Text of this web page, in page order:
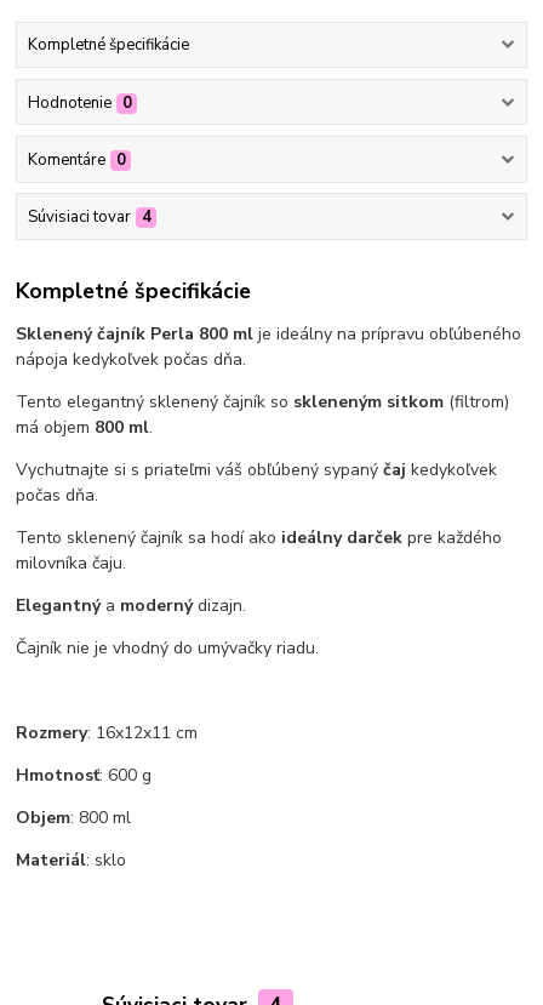
Kompletné špecifikácie
Hodnotenie 0
Komentáre 0
Súvisiaci tovar 4
Kompletné špecifikácie
Sklenený čajník Perla 800 mlje ideálny na prípravu obľúbeného
nápoja kedykoľvek počas dňa.
Tento elegantný sklenený čajník so skleneným sitkom (filtrom)
má objem 800 ml.
Vychutnajte si s priateľmi váš obľúbený sypanýčajkedykoľvek
počas dňa.
Tento sklenený čajník sa hodí ako ideálny darček pre každého
milovníka čaju.
Elegantný a modernýdizajn.
Čajník nie je vhodný do umývačky riadu.
Rozmery: 16x12x11 cm
Hmotnosť: 600 g
Objem: 800 ml
Materiál: sklo